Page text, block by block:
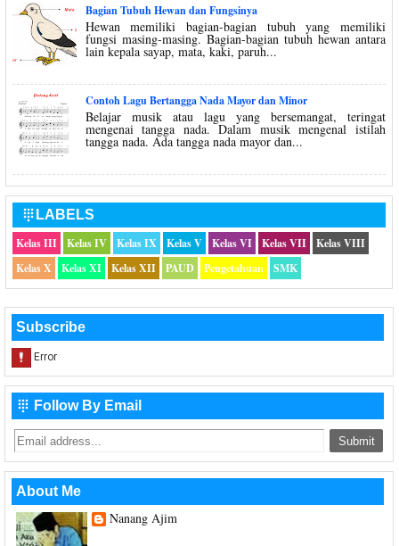
Bagian Tubuh Hewan dan Fungsinya
Hewan memiliki bagian-bagian tubuh yang memiliki
fungsi masing-masing. Bagian-bagian tubuh hewan antara
lain kepala sayap, mata, kaki, paruh...
Contoh Lagu Bertangga Nada Mayor dan Minor
Belajar musik atau lagu yang bersemangat, teringat
mengenai tangga nada. Dalam musik mengenal istilah
tangga nada. Ada tangga nada mayor dan...
 LABELS
Kelas III
Kelas IV Kelas IX Kelas V Kelas VI Kelas VII
Kelas VIII
Kelas X
Kelas XI Kelas XII PAUD Pengetahuan SMK
Subscribe
 Follow By Email
About Me
Nanang Ajim